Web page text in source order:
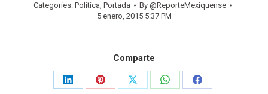
Categories: Política, Portada By @ReporteMexiquense
5 enero, 2015 5:37 PM
Comparte
Share
Share
Share
Share
Share